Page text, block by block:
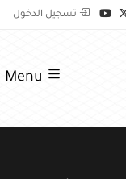
تسجيل الدخول
Menu